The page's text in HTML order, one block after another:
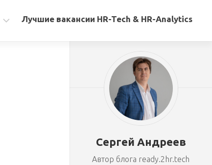
Лучшие вакансии HR-Tech & HR-Analytics
Сергей Андреев
Автор блога ready.2hr.tech